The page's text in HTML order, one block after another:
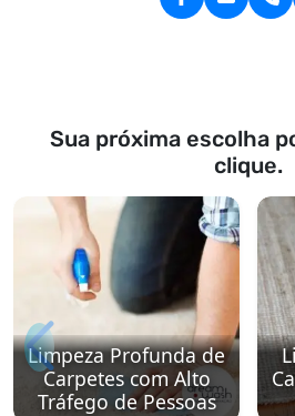
Sua próxima escolha
clique.
Limpeza Profunda de
Carpetes com Alto
Tráfego de Pessoas